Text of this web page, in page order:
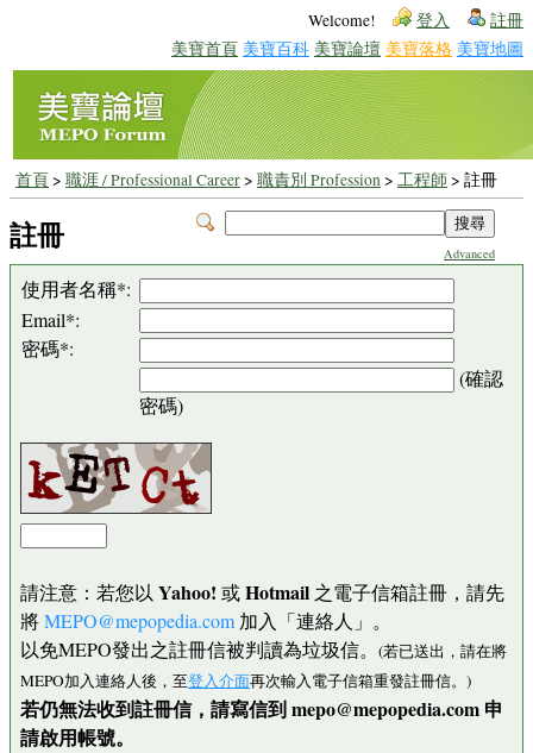
Welcome! 登入 註冊
美寶首頁 美寶百科 美寶論壇 美寶落格 美寶地圖
首頁> 職涯 / Professional Career> 職責別 Profession> 工程師 > 註冊
Advanced
註冊
使用者名稱*:
Email*:
密碼*:
(確認
密碼)
請注意：若您以 Yahoo! 或Hotmail 之電子信箱註冊，請先
將MEPO@mepopedia.com 加入「連絡人」。
以免MEPO發出之註冊信被判讀為垃圾信。 (若已送出，請在將
MEPO加入連絡人後，至登入介面再次輸入電子信箱重發註冊信。)
若仍無法收到註冊信，請寫信到 mepo@mepopedia.com 申
請啟用帳號。